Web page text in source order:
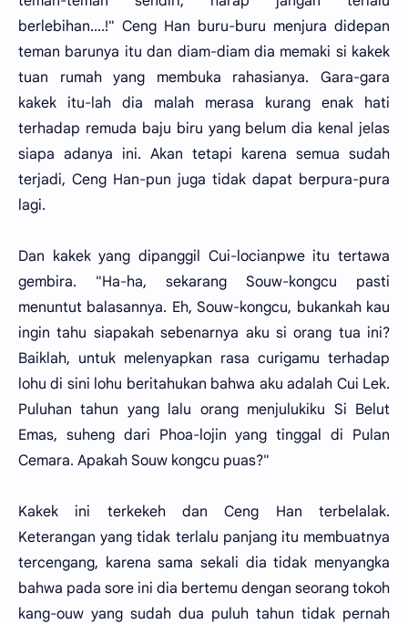
berlebihan....!" Ceng Han buru-buru menjura didepan
teman barunya itu dan diam-diam dia memaki si kakek
tuan rumah yang membuka rahasianya. Gara-gara
kakek itu-lah dia malah merasa kurang enak hati
terhadap remuda baju biru yang belum dia kenal jelas
siapa adanya ini. Akan tetapi karena semua sudah
terjadi, Ceng Han-pun juga tidak dapat berpura-pura
lagi.
Dan kakek yang dipanggil Cui-locianpwe itu tertawa
gembira. "Ha-ha, sekarang Souw-kongcu pasti
menuntut balasannya. Eh, Souw-kongcu, bukankah kau
ingin tahu siapakah sebenarnya aku si orang tua ini?
Baiklah, untuk melenyapkan rasa curigamu terhadap
lohu di sini lohu beritahukan bahwa aku adalah Cui Lek.
Puluhan tahun yang lalu orang menjulukiku Si Belut
Emas, suheng dari Phoa-lojin yang tinggal di Pulan
Cemara. Apakah Souw kongcu puas?"
Kakek ini terkekeh dan Ceng Han terbelalak.
Keterangan yang tidak terlalu panjang itu membuatnya
tercengang, karena sama sekali dia tidak menyangka
bahwa pada sore ini dia bertemu dengan seorang tokoh
kang-ouw yang sudah dua puluh tahun tidak pernah